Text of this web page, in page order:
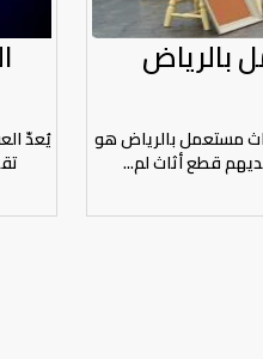
بالرياض
مستعمل بالرياض هو
قطع أثاث لم...
يُعدّ